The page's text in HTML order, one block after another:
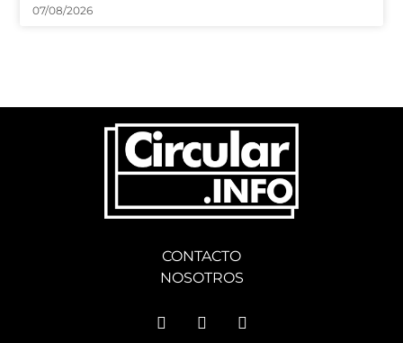
07/08/2026
CONTACTO
NOSOTROS